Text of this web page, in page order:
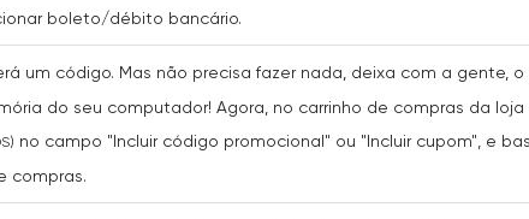
boleto/débito bancário.
um código. Mas não precisa fazer nada, deixa com a gente,
do seu computador! Agora, no carrinho de compras da loja
no campo "Incluir código promocional" ou "Incluir cupom", e
compras.